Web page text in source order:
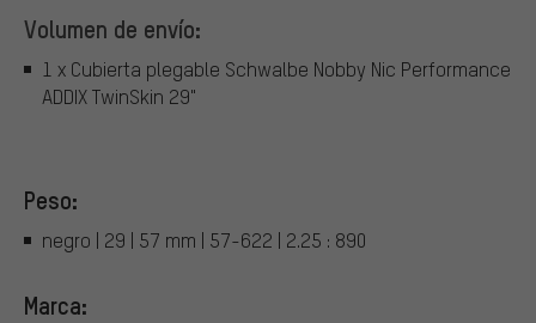
Volumen de envío:
1 x Cubierta plegable Schwalbe Nobby Nic Performance
ADDIX TwinSkin 29"
Peso:
negro | 29 | 57 mm | 57-622 | 2.25 : 890
Marca: